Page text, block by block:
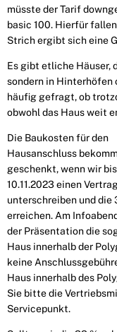
müsste der Tarif
basic 100. Hierfür
Strich ergibt sich eine
Es gibt etliche Häuser,
sondern in Hinterhöfen
häufig gefragt, ob
obwohl das Haus weit
Die Baukosten für den
Hausanschluss
geschenkt, wenn wir
10.11.2023 einen
unterschreiben und die
erreichen. Am
der Präsentation die
Haus innerhalb der
keine
Haus innerhalb des
Sie bitte die
Servicepunkt.